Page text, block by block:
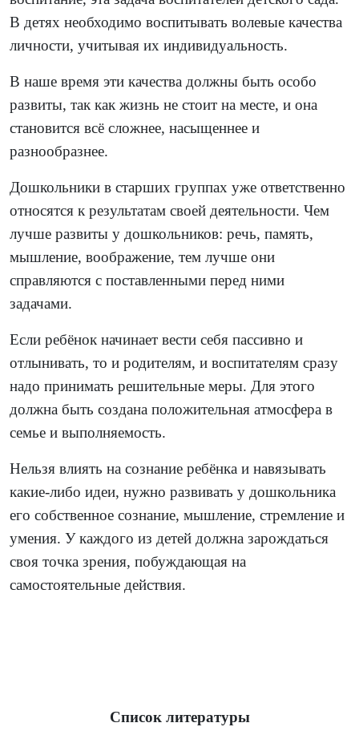
В детях необходимо воспитывать волевые качества
личности, учитывая их индивидуальность.
В наше время эти качества должны быть особо
развиты, так как жизнь не стоит на месте, и она
становится всё сложнее, насыщеннее и
разнообразнее.
Дошкольники в старших группах уже ответственно
относятся к результатам своей деятельности. Чем
лучше развиты у дошкольников: речь, память,
мышление, воображение, тем лучше они
справляются с поставленными перед ними
задачами.
Если ребёнок начинает вести себя пассивно и
отлынивать, то и родителям, и воспитателям сразу
надо принимать решительные меры. Для этого
должна быть создана положительная атмосфера в
семье и выполняемость.
Нельзя влиять на сознание ребёнка и навязывать
какие-либо идеи, нужно развивать у дошкольника
его собственное сознание, мышление, стремление и
умения. У каждого из детей должна зарождаться
своя точка зрения, побуждающая на
самостоятельные действия.
Список литературы